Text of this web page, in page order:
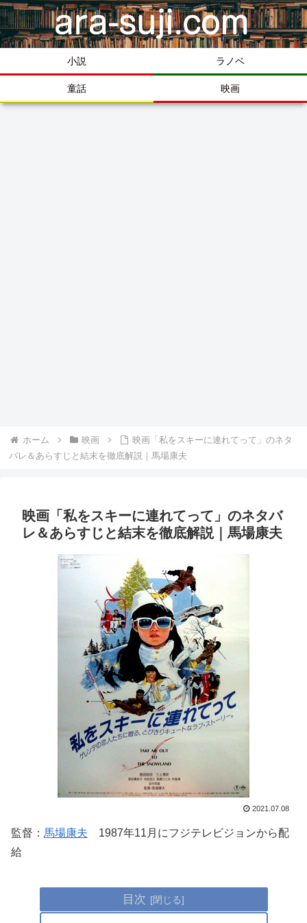
小説 ラノベ
童話 映画
ホーム 映画
映画「私をスキーに連れてって」のネタ
バレ＆あらすじと結末を徹底解説｜馬場康夫
映画「私をスキーに連れてって」のネタバ
レ＆あらすじと結末を徹底解説｜馬場康夫
2021.07.08
監督： 馬場康夫 1987年11月にフジテレビジョンから配
給
目次